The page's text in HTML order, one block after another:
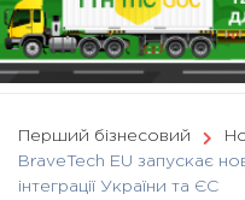
Перший бізнесовий
BraveTech EU запускає
інтеграції України та ЄС